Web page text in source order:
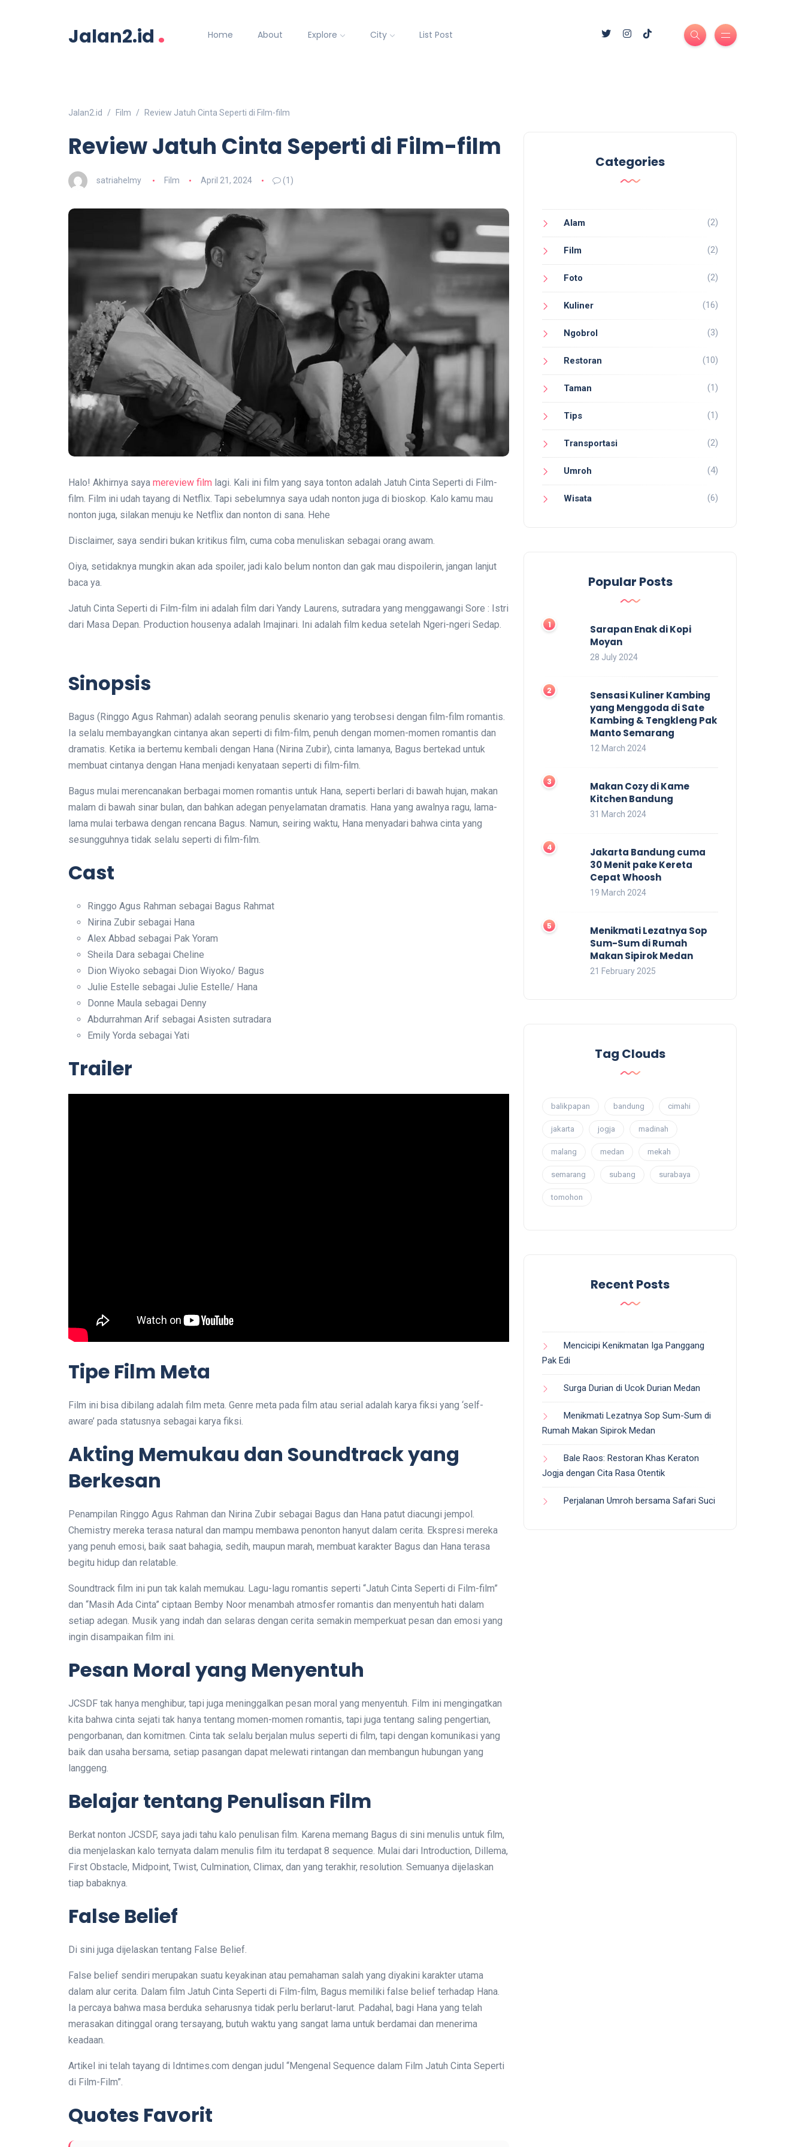
Jalan2.id . Home About Explore City List Post
Jalan2.id Film Review Jatuh Cinta Seperti di Film-film
Review Jatuh Cinta Seperti di Film-film
satriahelmy Film April 21, 2024 (1)
Halo! Akhirnya saya mereview film lagi. Kali ini film yang saya tonton adalah Jatuh Cinta Seperti di Film-
film. Film ini udah tayang di Netflix. Tapi sebelumnya saya udah nonton juga di bioskop. Kalo kamu mau
nonton juga, silakan menuju ke Netflix dan nonton di sana. Hehe
Disclaimer, saya sendiri bukan kritikus film, cuma coba menuliskan sebagai orang awam.
Oiya, setidaknya mungkin akan ada spoiler, jadi kalo belum nonton dan gak mau dispoilerin, jangan lanjut
baca ya.
Jatuh Cinta Seperti di Film-film ini adalah film dari Yandy Laurens, sutradara yang menggawangi Sore : Istri
dari Masa Depan. Production housenya adalah Imajinari. Ini adalah film kedua setelah Ngeri-ngeri Sedap.
Sinopsis
Bagus (Ringgo Agus Rahman) adalah seorang penulis skenario yang terobsesi dengan film-film romantis.
Ia selalu membayangkan cintanya akan seperti di film-film, penuh dengan momen-momen romantis dan
dramatis. Ketika ia bertemu kembali dengan Hana (Nirina Zubir), cinta lamanya, Bagus bertekad untuk
membuat cintanya dengan Hana menjadi kenyataan seperti di film-film.
Bagus mulai merencanakan berbagai momen romantis untuk Hana, seperti berlari di bawah hujan, makan
malam di bawah sinar bulan, dan bahkan adegan penyelamatan dramatis. Hana yang awalnya ragu, lama-
lama mulai terbawa dengan rencana Bagus. Namun, seiring waktu, Hana menyadari bahwa cinta yang
sesungguhnya tidak selalu seperti di film-film.
Cast
Ringgo Agus Rahman sebagai Bagus Rahmat
Nirina Zubir sebagai Hana
Alex Abbad sebagai Pak Yoram
Sheila Dara sebagai Cheline
Dion Wiyoko sebagai Dion Wiyoko/ Bagus
Julie Estelle sebagai Julie Estelle/ Hana
Donne Maula sebagai Denny
Abdurrahman Arif sebagai Asisten sutradara
Emily Yorda sebagai Yati
Trailer
Tipe Film Meta
Film ini bisa dibilang adalah film meta. Genre meta pada film atau serial adalah karya fiksi yang ‘self-
aware’ pada statusnya sebagai karya fiksi.
Akting Memukau dan Soundtrack yang
Berkesan
Penampilan Ringgo Agus Rahman dan Nirina Zubir sebagai Bagus dan Hana patut diacungi jempol.
Chemistry mereka terasa natural dan mampu membawa penonton hanyut dalam cerita. Ekspresi mereka
yang penuh emosi, baik saat bahagia, sedih, maupun marah, membuat karakter Bagus dan Hana terasa
begitu hidup dan relatable.
Soundtrack film ini pun tak kalah memukau. Lagu-lagu romantis seperti “Jatuh Cinta Seperti di Film-film”
dan “Masih Ada Cinta” ciptaan Bemby Noor menambah atmosfer romantis dan menyentuh hati dalam
setiap adegan. Musik yang indah dan selaras dengan cerita semakin memperkuat pesan dan emosi yang
ingin disampaikan film ini.
Pesan Moral yang Menyentuh
JCSDF tak hanya menghibur, tapi juga meninggalkan pesan moral yang menyentuh. Film ini mengingatkan
kita bahwa cinta sejati tak hanya tentang momen-momen romantis, tapi juga tentang saling pengertian,
pengorbanan, dan komitmen. Cinta tak selalu berjalan mulus seperti di film, tapi dengan komunikasi yang
baik dan usaha bersama, setiap pasangan dapat melewati rintangan dan membangun hubungan yang
langgeng.
Belajar tentang Penulisan Film
Berkat nonton JCSDF, saya jadi tahu kalo penulisan film. Karena memang Bagus di sini menulis untuk film,
dia menjelaskan kalo ternyata dalam menulis film itu terdapat 8 sequence. Mulai dari Introduction, Dillema,
First Obstacle, Midpoint, Twist, Culmination, Climax, dan yang terakhir, resolution. Semuanya dijelaskan
tiap babaknya.
False Belief
Di sini juga dijelaskan tentang False Belief.
False belief sendiri merupakan suatu keyakinan atau pemahaman salah yang diyakini karakter utama
dalam alur cerita. Dalam film Jatuh Cinta Seperti di Film-film, Bagus memiliki false belief terhadap Hana.
Ia percaya bahwa masa berduka seharusnya tidak perlu berlarut-larut. Padahal, bagi Hana yang telah
merasakan ditinggal orang tersayang, butuh waktu yang sangat lama untuk berdamai dan menerima
keadaan.
Artikel ini telah tayang di Idntimes.com dengan judul “Mengenal Sequence dalam Film Jatuh Cinta Seperti
di Film-Film”.
Quotes Favorit
Categories
Alam (2)
Film (2)
Foto (2)
Kuliner (16)
Ngobrol (3)
Restoran (10)
Taman (1)
Tips (1)
Transportasi (2)
Umroh (4)
Wisata (6)
Popular Posts
Sarapan Enak di Kopi
Moyan
28 July 2024
Sensasi Kuliner Kambing
yang Menggoda di Sate
Kambing & Tengkleng Pak
Manto Semarang
12 March 2024
Makan Cozy di Kame
Kitchen Bandung
31 March 2024
Jakarta Bandung cuma
30 Menit pake Kereta
Cepat Whoosh
19 March 2024
Menikmati Lezatnya Sop
Sum-Sum di Rumah
Makan Sipirok Medan
21 February 2025
Tag Clouds
balikpapan bandung cimahi
jakarta jogja madinah
malang medan mekah
semarang subang surabaya
tomohon
Recent Posts
Mencicipi Kenikmatan Iga Panggang
Pak Edi
Surga Durian di Ucok Durian Medan
Menikmati Lezatnya Sop Sum-Sum di
Rumah Makan Sipirok Medan
Bale Raos: Restoran Khas Keraton
Jogja dengan Cita Rasa Otentik
Perjalanan Umroh bersama Safari Suci